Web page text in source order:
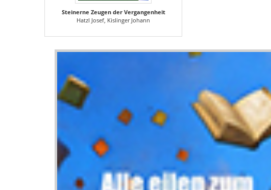
Steinerne Zeugen der Vergangenheit
Hatzl Josef, Kislinger Johann